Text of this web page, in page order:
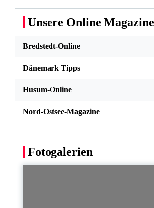
Unsere Online Magazine
Bredstedt-Online
Dänemark Tipps
Husum-Online
Nord-Ostsee-Magazine
Fotogalerien